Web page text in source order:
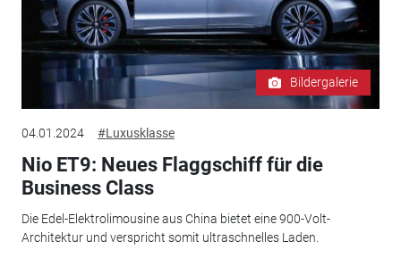
Bildergalerie
04.01.2024 #Luxusklasse
Nio ET9: Neues Flaggschiff für die
Business Class
Die Edel-Elektrolimousine aus China bietet eine 900-Volt-
Architektur und verspricht somit ultraschnelles Laden.